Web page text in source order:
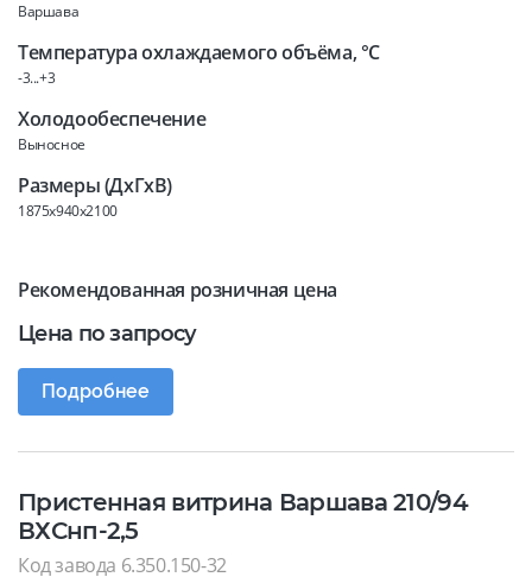
Варшава
Температура охлаждаемого объёма, °C
-3...+3
Холодообеспечение
Выносное
Размеры (ДхГхВ)
1875x940x2100
Рекомендованная розничная цена
Цена по запросу
Подробнее
Пристенная витрина Варшава 210/94
ВХСнп-2,5
Код завода 6.350.150-32